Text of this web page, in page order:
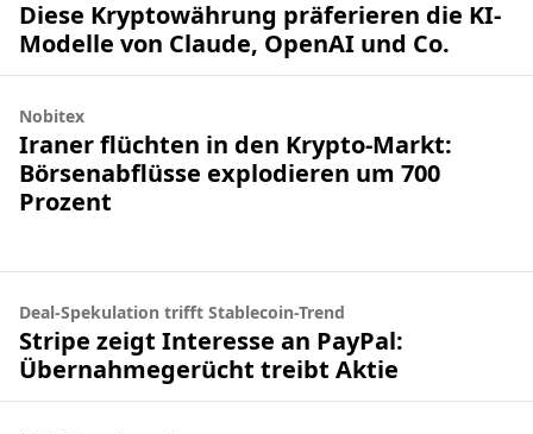
Diese Kryptowährung präferieren die KI-
Modelle von Claude, OpenAI und Co.
Nobitex
Iraner flüchten in den Krypto-Markt:
Börsenabflüsse explodieren um 700
Prozent
Deal-Spekulation trifft Stablecoin-Trend
Stripe zeigt Interesse an PayPal:
Übernahmegerücht treibt Aktie